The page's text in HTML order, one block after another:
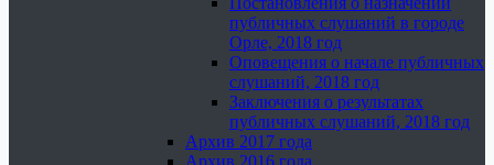
публичных слушаний в городе
Орле, 2018 год
Оповещения о начале публичных
слушаний, 2018 год
Заключения о результатах
публичных слушаний, 2018 год
Архив 2017 года
Архив 2016 года